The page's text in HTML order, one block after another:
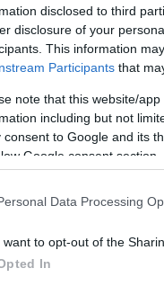
disclosed to third
disclosure of your
This information
Participants that
note that this website/
including but not
consent to Google and its
Google consent section.
Data Processing
want to opt-out of the
In